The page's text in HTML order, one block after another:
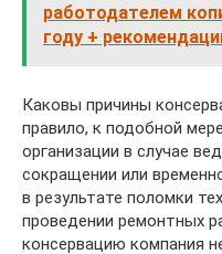
работодателем
году +
Каковы причины
правило, к подобной
организации в случае
сокращении или
в результате поломки
проведении ремонтных
консервацию компания